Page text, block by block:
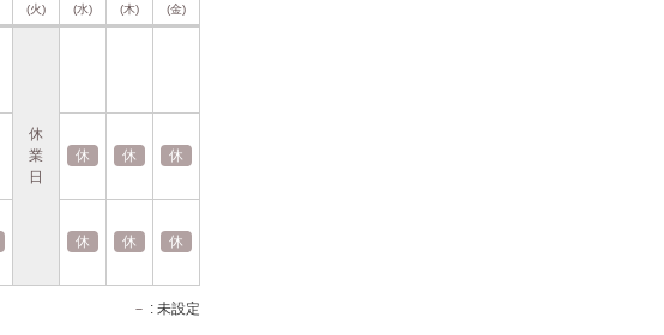
(火) (水) (木) (金)
休
業
日
休 休 休
休 休 休
－ : 未設定